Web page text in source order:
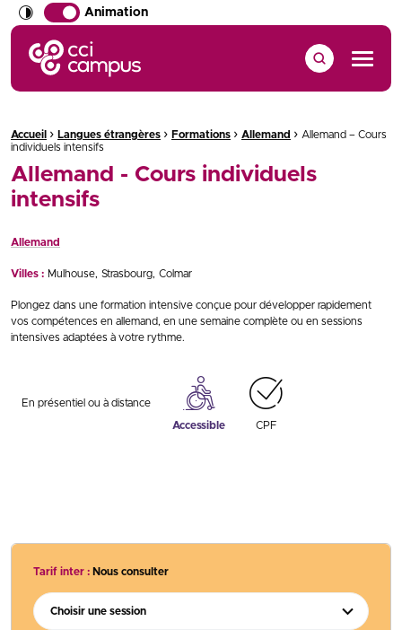
Animation
CCI Campus La formation qui vous ressemble
Menu
Fil d'Ariane :
Accueil › Langues étrangères › Formations › Allemand › Allemand – Cours
individuels intensifs
Allemand - Cours individuels
intensifs
Allemand
Villes : Mulhouse Strasbourg Colmar
Plongez dans une formation intensive conçue pour développer rapidement
vos compétences en allemand, en une semaine complète ou en sessions
intensives adaptées à votre rythme.
En présentiel ou à distance
Accessible CPF
Tarif inter : Nous consulter
Choisir une session